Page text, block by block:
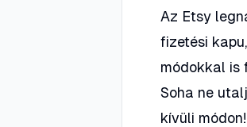
Az Etsy
fizetési
módokkal is
Soha ne
kívüli módon!